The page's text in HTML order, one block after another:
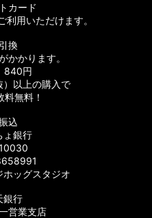
カード
用いただけます。
換
かかります。
円
以上の購入で
無料！
込
ょ銀行
ッグスタジオ
銀行
営業支店